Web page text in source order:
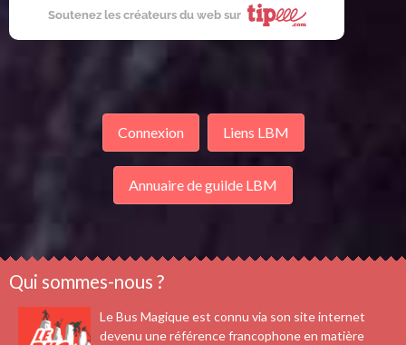
Soutenez les créateurs du web sur
Connexion Liens LBM
Annuaire de guilde LBM
Qui sommes-nous ?
Le Bus Magique est connu via son site internet
devenu une référence francophone en matière